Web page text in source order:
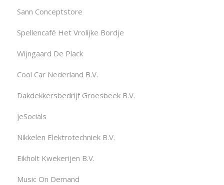
Sann Conceptstore
Spellencafé Het Vrolijke Bordje
Wijngaard De Plack
Cool Car Nederland B.V.
Dakdekkersbedrijf Groesbeek B.V.
jeSocials
Nikkelen Elektrotechniek B.V.
Eikholt Kwekerijen B.V.
Music On Demand